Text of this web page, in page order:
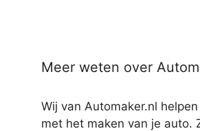
Meer weten over
Wij van Automaker.nl
met het maken van je auto.